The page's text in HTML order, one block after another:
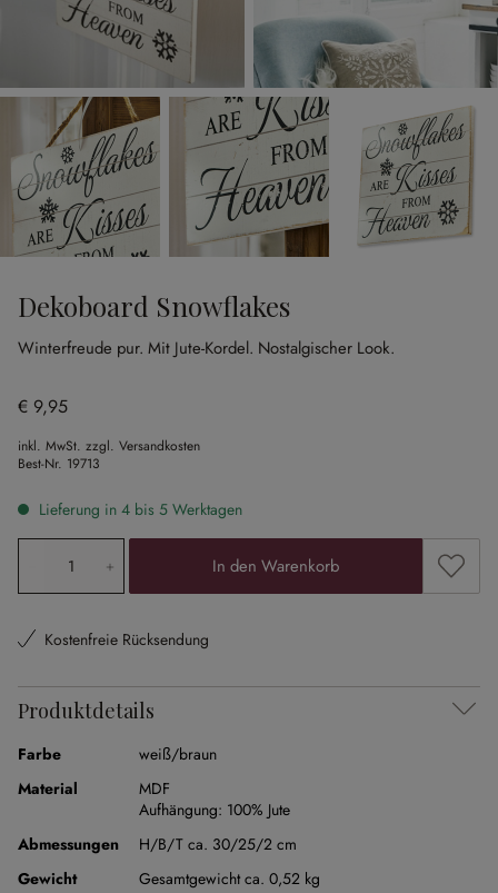
Dekoboard Snowflakes
Winterfreude pur. Mit Jute-Kordel. Nostalgischer Look.
€ 9,95
inkl. MwSt. zzgl. Versandkosten
Best-Nr. 19713
Lieferung in 4 bis 5 Werktagen
Produkt Anzahl: Gib den gewünschten Wert ein oder
In den Warenkorb Zum
Kostenfreie Rücksendung
Produktdetails
Farbe
weiß/braun
Material
MDF
Aufhängung: 100% Jute
Abmessungen
H/B/T ca. 30/25/2 cm
Gewicht
Gesamtgewicht ca. 0,52 kg